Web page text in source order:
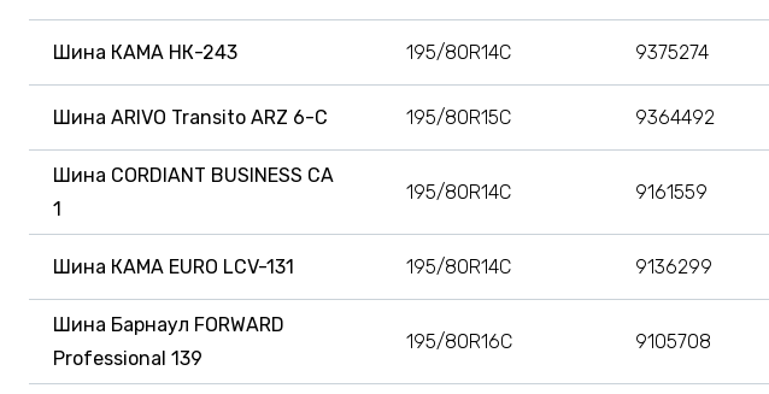
Шина КАМА НК-243 195/80R14C 9375274
Шина ARIVO Transito ARZ 6-C 195/80R15C 9364492
Шина CORDIANT BUSINESS CA
1
195/80R14C 9161559
Шина КАМА EURO LCV-131 195/80R14C 9136299
Шина Барнаул FORWARD
Professional 139
195/80R16C 9105708